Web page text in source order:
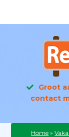
Groot
contact
Home »